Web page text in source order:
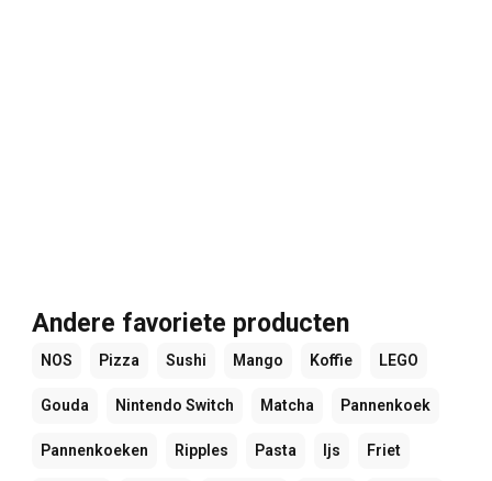
Andere favoriete producten
NOS Pizza Sushi Mango Koffie LEGO
Gouda Nintendo Switch Matcha Pannenkoek
Pannenkoeken Ripples Pasta Ijs Friet